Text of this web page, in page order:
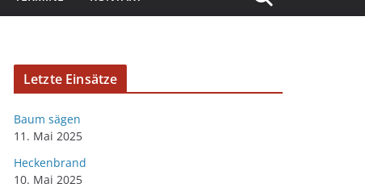
Letzte Einsätze
Baum sägen
11. Mai 2025
Heckenbrand
10. Mai 2025